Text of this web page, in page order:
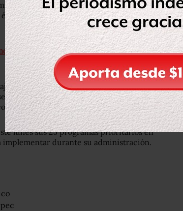
que las empresas extranjeras sean más
que las obligue a no actuar de manera ilegal
al gasto en la construcción del Nuevo
con empresas extrajeras, su gobierno
en donde no hay corrupción (…) Estamos
Dinamarca”.
lunes sus 25 programas prioritarios en
durante su administración.